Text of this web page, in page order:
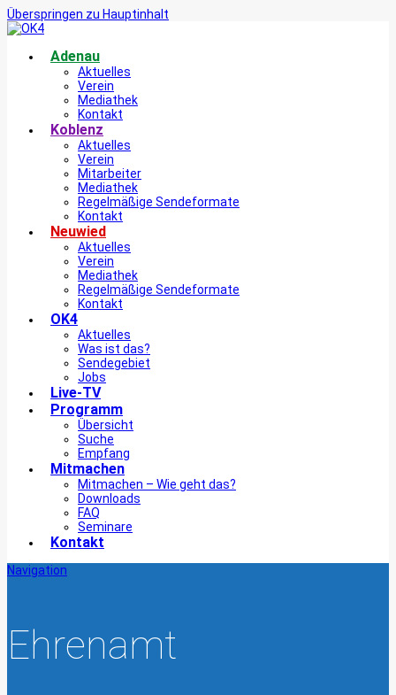
Überspringen zu Hauptinhalt
Adenau
Aktuelles
Verein
Mediathek
Kontakt
Koblenz
Aktuelles
Verein
Mitarbeiter
Mediathek
Regelmäßige Sendeformate
Kontakt
Neuwied
Aktuelles
Verein
Mediathek
Regelmäßige Sendeformate
Kontakt
OK4
Aktuelles
Was ist das?
Sendegebiet
Jobs
Live-TV
Programm
Übersicht
Suche
Empfang
Mitmachen
Mitmachen – Wie geht das?
Downloads
FAQ
Seminare
Kontakt
Navigation
Ehrenamt